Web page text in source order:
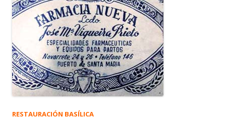
RESTAURACIÓN BASÍLICA